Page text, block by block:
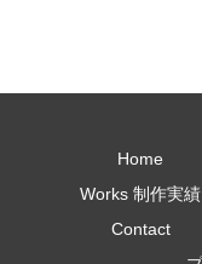
Home
Works 制作実績
Contact